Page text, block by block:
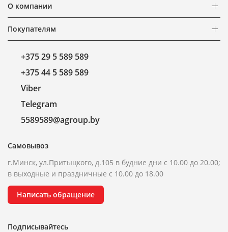
О компании
Покупателям
+375 29 5 589 589
+375 44 5 589 589
Viber
Telegram
5589589@agroup.by
Самовывоз
г.Минск, ул.Притыцкого, д.105 в будние дни с 10.00 до 20.00;
в выходные и праздничные с 10.00 до 18.00
Написать обращение
Подписывайтесь